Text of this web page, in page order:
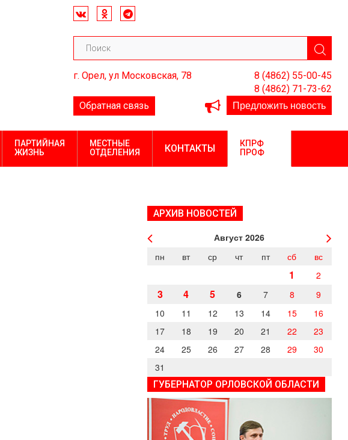
г. Орел, ул Московская, 78
Обратная связь
8 (4862) 55-00-45
8 (4862) 71-73-62
Предложить новость
ПАРТИЙНАЯ
ЖИЗНЬ
МЕСТНЫЕ
ОТДЕЛЕНИЯ
КОНТАКТЫ
КПРФ
ПРОФ
АРХИВ НОВОСТЕЙ
Август 2026
пн
вт ср чт пт сб вс
1 2
3 4 5 6 7 8
9
10
11 12 13 14 15
16
17
18 19 20 21 22
23
24
25 26 27 28 29
30
31
ГУБЕРНАТОР ОРЛОВСКОЙ ОБЛАСТИ